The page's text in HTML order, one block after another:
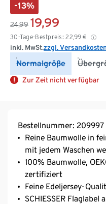
-13%
24,99 19,99
30-Tage-Bestpreis: 22,99 €
inkl. MwSt.zzgl.
Normalgröße
Zur Zeit nicht verfügbar
Bestellnummer: 209997
Reine Baumwolle in
mit jedem Waschen
100% Baumwolle,
zertifiziert
Feine Edeljersey-
SCHIESSER